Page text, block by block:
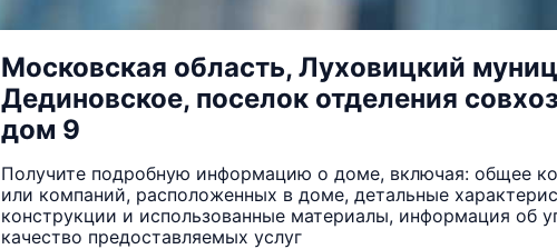
Московская область, Луховицкий
Дединовское, поселок отделения
дом 9
Получите подробную информацию о доме, включая: общее
или компаний, расположенных в доме, детальные
конструкции и использованные материалы, информация об
качество предоставляемых услуг